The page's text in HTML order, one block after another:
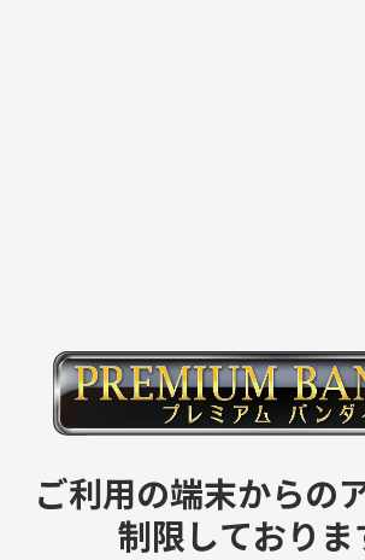
ご利用の端末からの
制限しておりま